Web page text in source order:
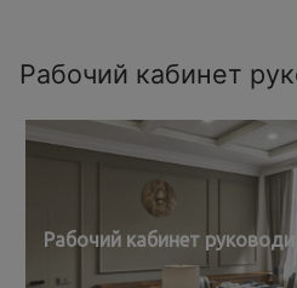
Рабочий кабинет
Рабочий кабинет